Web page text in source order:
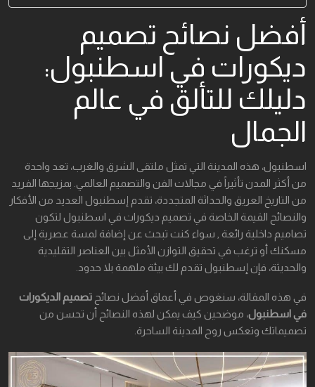
أفضل نصائح تصميم
ديكورات في اسطنبول:
دليلك للتألق في عالم
الجمال
اسطنبول، هذه المدينة التي تمثل ملتقى الشرق والغرب، تعد واحدة
من أكثر المدن تأثيراً في مجالات الفن والتصميم العالمي. بمزيجها الفريد
من التاريخ العريق والحداثة المتجددة، تقدم إسطنبول العديد من الأفكار
والنصائح القيمة الخاصة في تصميم ديكورات في اسطنبول لتكون
تصاميم داخلية رائعة , سواء كنت تبحث عن إضافة لمسة عصرية إلى
مسكنك أو ترغب في تحقيق التوازن الأمثل بين العناصر التقليدية
والحديثة، فإن إسطنبول تقدم لك بيئة ملهمة بلا حدود.
في هذه المقالة، سنغوص في أعماق أفضل نصائح تصميم الديكورات
في اسطنبول، موضحين كيف يمكن لهذه النصائح أن تحسن من
تصميماتك وتعكس روح المدينة الساحرة.